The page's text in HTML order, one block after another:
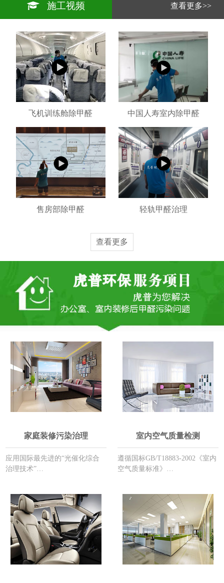
查看更多>>
施工视频
飞机训练舱除甲醛 中国人寿室内除甲醛
售房部除甲醛 轻轨甲醛治理
查看更多
家庭装修污染治理
应用国际最先进的“光催化综合
治理技术”…
室内空气质量检测
遵循国标GB/T18883-2002《室内
空气质量标准》…